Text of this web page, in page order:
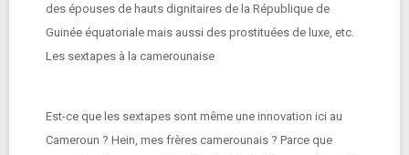
des épouses de hauts dignitaires de la République de
Guinée équatoriale mais aussi des prostituées de luxe, etc.
Les sextapes à la camerounaise
Est-ce que les sextapes sont même une innovation ici au
Cameroun ? Hein, mes frères camerounais ? Parce que